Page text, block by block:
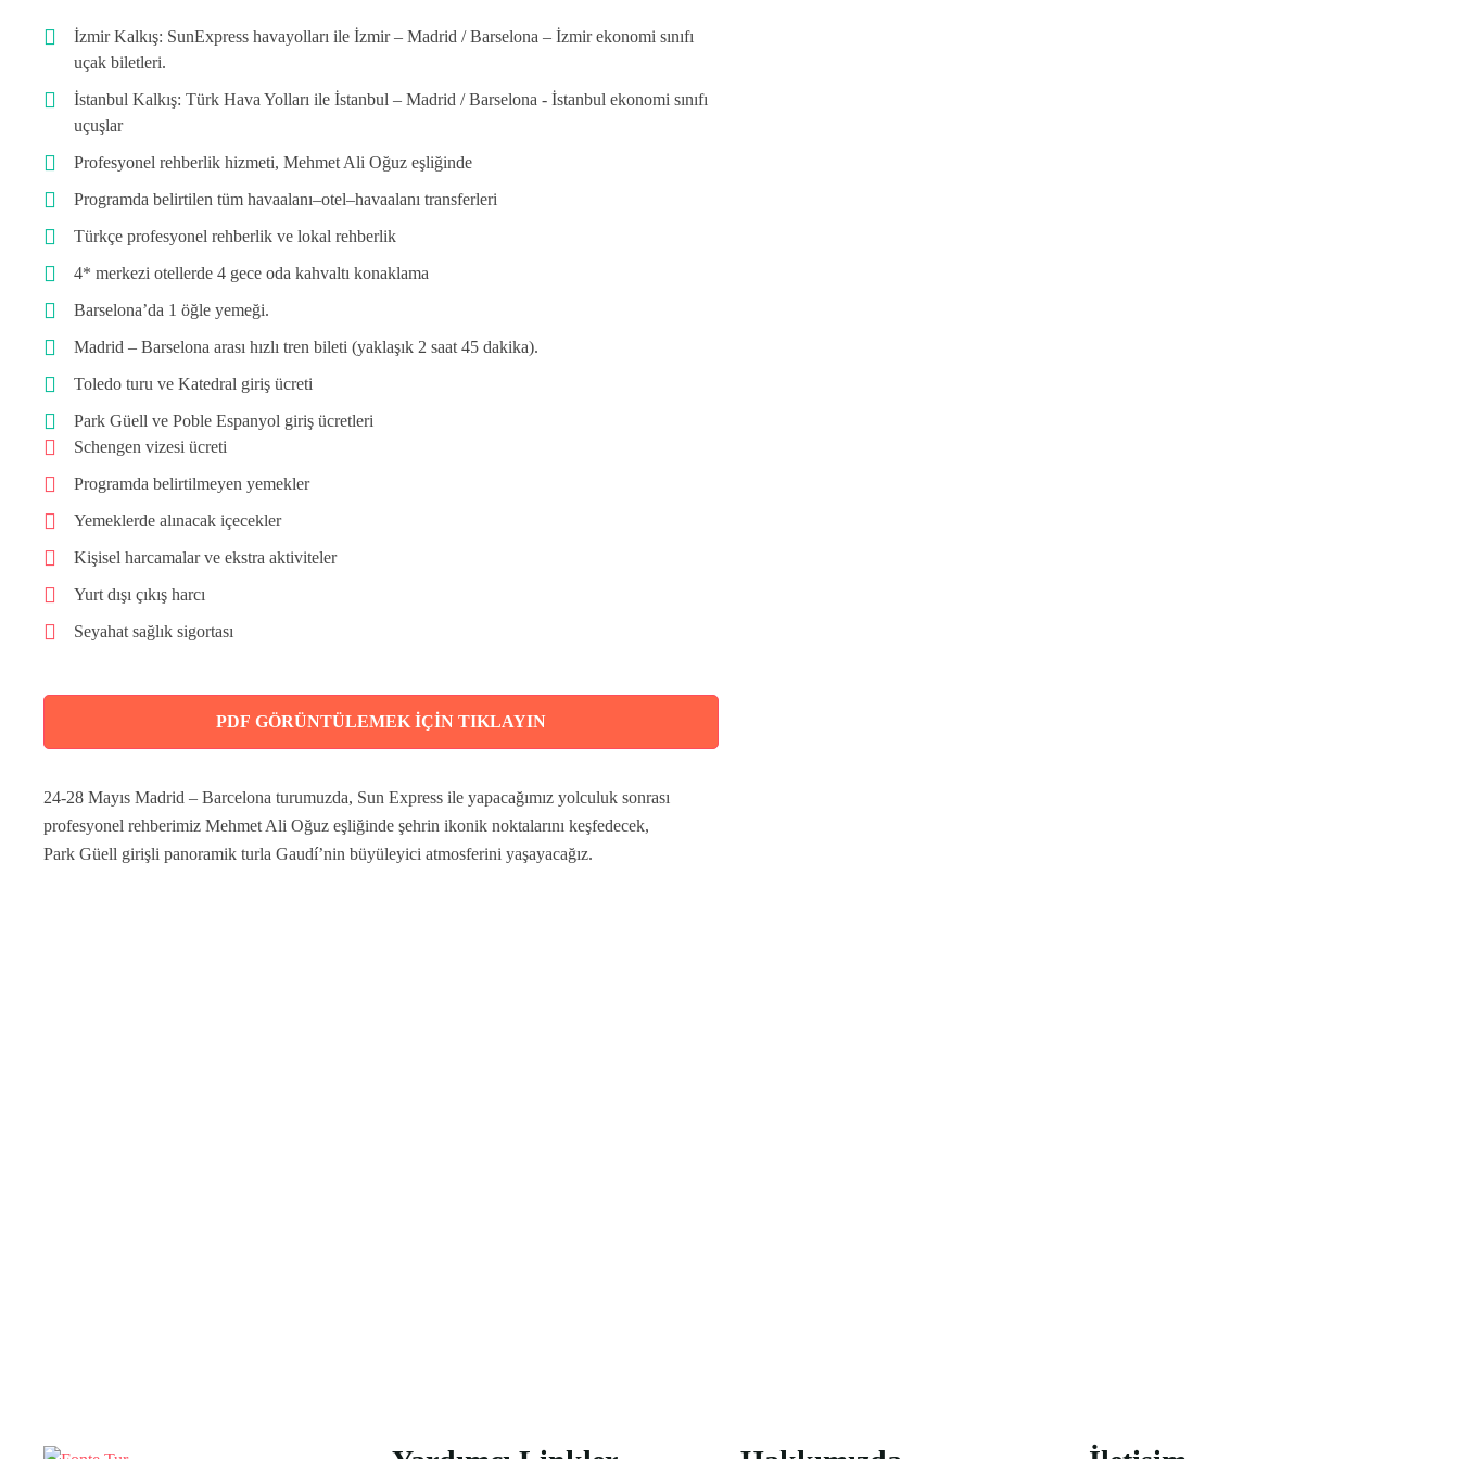
İzmir Kalkış: SunExpress havayolları ile İzmir – Madrid / Barselona – İzmir ekonomi sınıfı
uçak biletleri.
İstanbul Kalkış: Türk Hava Yolları ile İstanbul – Madrid / Barselona - İstanbul ekonomi sınıfı
uçuşlar
Profesyonel rehberlik hizmeti, Mehmet Ali Oğuz eşliğinde
Programda belirtilen tüm havaalanı–otel–havaalanı transferleri
Türkçe profesyonel rehberlik ve lokal rehberlik
4* merkezi otellerde 4 gece oda kahvaltı konaklama
Barselona’da 1 öğle yemeği.
Madrid – Barselona arası hızlı tren bileti (yaklaşık 2 saat 45 dakika).
Toledo turu ve Katedral giriş ücreti
Park Güell ve Poble Espanyol giriş ücretleri
Schengen vizesi ücreti
Programda belirtilmeyen yemekler
Yemeklerde alınacak içecekler
Kişisel harcamalar ve ekstra aktiviteler
Yurt dışı çıkış harcı
Seyahat sağlık sigortası
PDF GÖRÜNTÜLEMEK İÇİN TIKLAYIN
24-28 Mayıs Madrid – Barcelona turumuzda, Sun Express ile yapacağımız yolculuk sonrası
profesyonel rehberimiz Mehmet Ali Oğuz eşliğinde şehrin ikonik noktalarını keşfedecek,
Park Güell girişli panoramik turla Gaudí’nin büyüleyici atmosferini yaşayacağız.